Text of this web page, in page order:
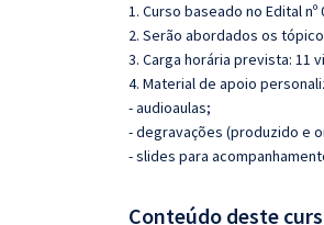
1. Curso baseado no Edital nº
2. Serão abordados os
3. Carga horária prevista: 11
4. Material de apoio
- audioaulas;
- degravações (produzido e
- slides para
Conteúdo deste